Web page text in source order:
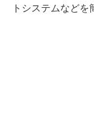
トシステムなどを